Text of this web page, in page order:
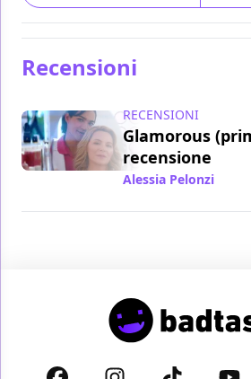
Recensioni
RECENSIONI
Glamorous
recensione
Alessia Pelonzi